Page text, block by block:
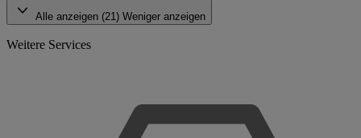
Alle anzeigen (21) Weniger anzeigen
Weitere Services